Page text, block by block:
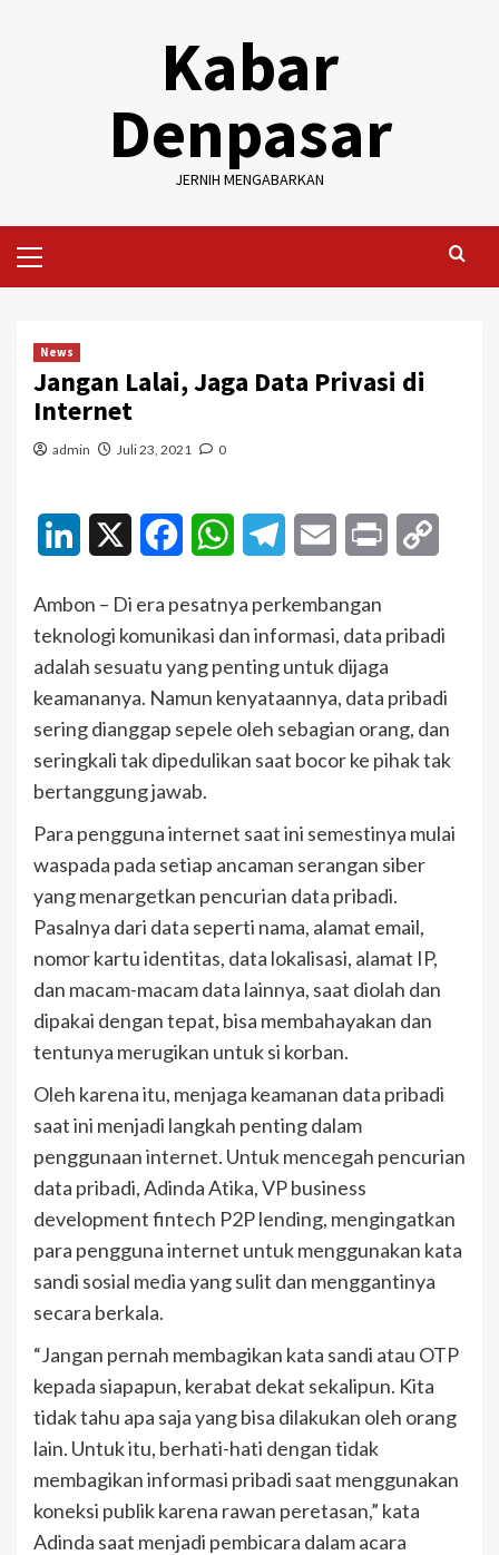
Kabar
Denpasar
JERNIH MENGABARKAN
Menu
News
Jangan Lalai, Jaga Data Privasi di
Internet
admin Juli 23, 2021 0
LinkedIn FacebookWhatsAppTelegramEmail Print
Ambon – Di era pesatnya perkembangan
teknologi komunikasi dan informasi, data pribadi
adalah sesuatu yang penting untuk dijaga
keamananya. Namun kenyataannya, data pribadi
sering dianggap sepele oleh sebagian orang, dan
seringkali tak dipedulikan saat bocor ke pihak tak
bertanggung jawab.
Para pengguna internet saat ini semestinya mulai
waspada pada setiap ancaman serangan siber
yang menargetkan pencurian data pribadi.
Pasalnya dari data seperti nama, alamat email,
nomor kartu identitas, data lokalisasi, alamat IP,
dan macam-macam data lainnya, saat diolah dan
dipakai dengan tepat, bisa membahayakan dan
tentunya merugikan untuk si korban.
Oleh karena itu, menjaga keamanan data pribadi
saat ini menjadi langkah penting dalam
penggunaan internet. Untuk mencegah pencurian
data pribadi, Adinda Atika, VP business
development fintech P2P lending, mengingatkan
para pengguna internet untuk menggunakan kata
sandi sosial media yang sulit dan menggantinya
secara berkala.
“Jangan pernah membagikan kata sandi atau OTP
kepada siapapun, kerabat dekat sekalipun. Kita
tidak tahu apa saja yang bisa dilakukan oleh orang
lain. Untuk itu, berhati-hati dengan tidak
membagikan informasi pribadi saat menggunakan
koneksi publik karena rawan peretasan,” kata
Adinda saat menjadi pembicara dalam acara